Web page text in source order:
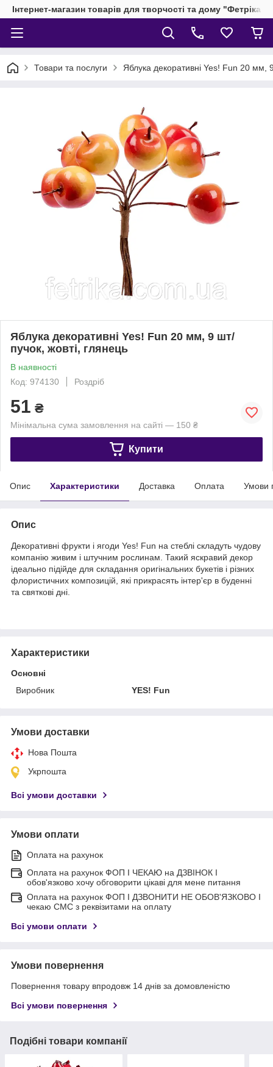
Інтернет-магазин товарів для творчості та дому "Фетріка"
Товари та послуги Яблука декоративні Yes! Fun 20 мм,
Яблука декоративні Yes! Fun 20 мм, 9 шт/
пучок, жовті, глянець
В наявності
Код: 974130
Роздріб
51 ₴
Мінімальна сума замовлення на сайті — 150 ₴
Купити
Опис Характеристики Доставка Оплата Умови
Опис
Декоративні фрукти і ягоди Yes! Fun на стеблі складуть чудову
компанію живим і штучним рослинам. Такий яскравий декор
ідеально підійде для складання оригінальних букетів і різних
флористичних композицій, які прикрасять інтер'єр в буденні
та святкові дні.
Характеристики
Основні
Виробник
YES! Fun
Умови доставки
Нова Пошта
Укрпошта
Всі умови доставки
Умови оплати
Оплата на рахунок
Оплата на рахунок ФОП I ЧЕКАЮ на ДЗВІНОК I
обов'язково хочу обговорити цікаві для мене питання
Оплата на рахунок ФОП I ДЗВОНИТИ НЕ ОБОВ'ЯЗКОВО I
чекаю СМС з реквізитами на оплату
Всі умови оплати
Умови повернення
Повернення товару впродовж 14 днів за домовленістю
Всі умови повернення
Подібні товари компанії